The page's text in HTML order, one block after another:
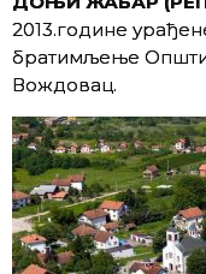
2013.године
братимљење
Вождовац.